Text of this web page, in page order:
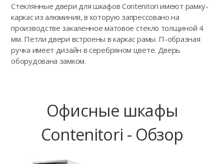
Стеклянные двери для шкафов Contenitori имеют рамку-
каркас из алюминия, в которую запрессовано на
производстве закаленное матовое стекло толщиной 4
мм. Петли двери встроены в каркас рамы. П-образная
ручка имеет дизайн в серебряном цвете. Дверь
оборудована замком.
Офисные шкафы
Contenitori - Обзор